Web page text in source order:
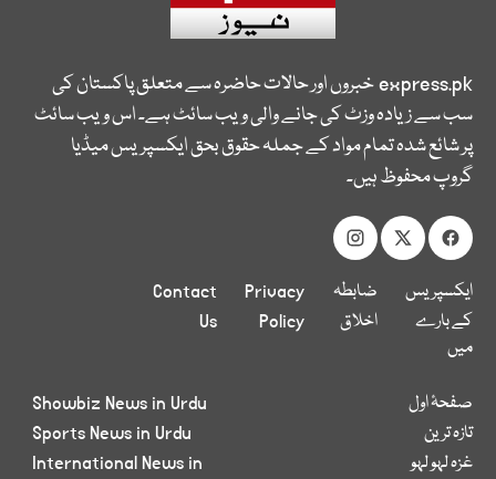
express.pkخبروں اور حالات حاضرہ سے متعلق پاکستان کی
سب سے زیادہ وزٹ کی جانے والی ویب سائٹ ہے۔ اس ویب سائٹ
پر شائع شدہ تمام مواد کے جملہ حقوق بحق ایکسپریس میڈیا
گروپ محفوظ ہیں۔
ایکسپریس
کے بارے
میں
ضابطہ
اخلاق
Privacy
Policy
Contact
Us
صفحۂ اول
تازہ ترین
غزہ لہو لہو
Showbiz News in Urdu
Sports News in Urdu
International News in